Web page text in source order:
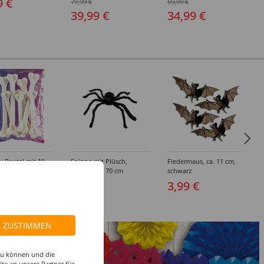
€
(48-64)
39,99 €
(48-64)
34,99 €
Beutel mit 10
Spinne mit Plüsch,
schwarz, Ø 70 cm
Fledermaus, ca. 11 cm,
schwarz
3,99 €
ZUSTIMMEN
können und die